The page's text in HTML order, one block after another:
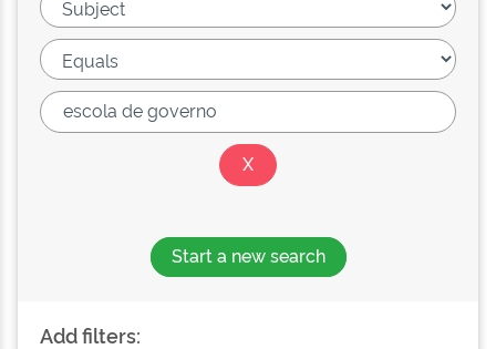
Start a new search
Add filters: